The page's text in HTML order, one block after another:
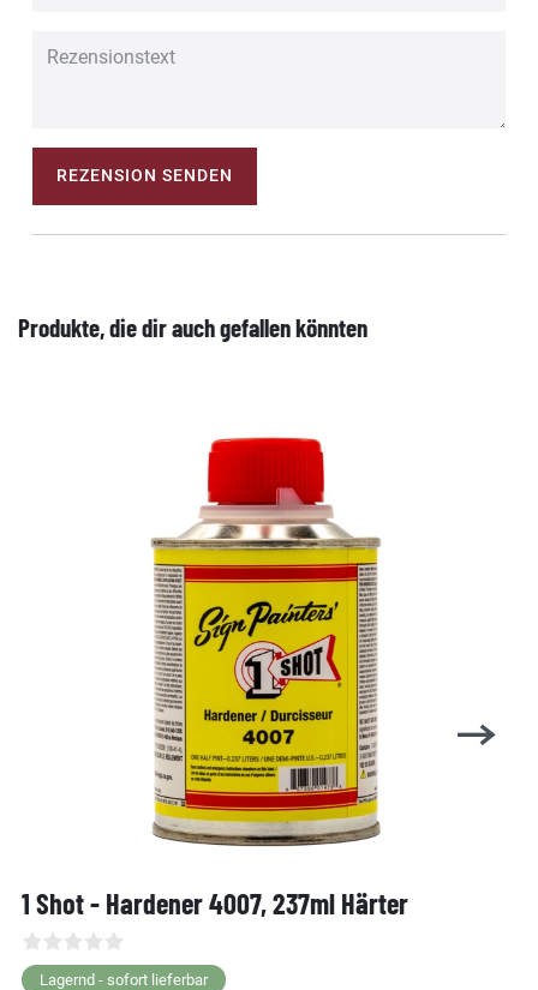
REZENSION SENDEN
Produkte, die dir auch gefallen könnten
1 Shot - Hardener 4007, 237ml Härter
Lagernd - sofort lieferbar